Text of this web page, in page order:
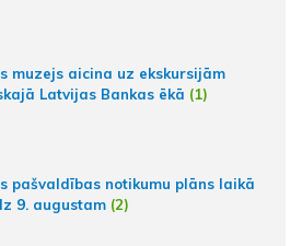
muzejs aicina uz ekskursijām
Latvijas Bankas ēkā (1)
pašvaldības notikumu plāns laikā
9. augustam (2)